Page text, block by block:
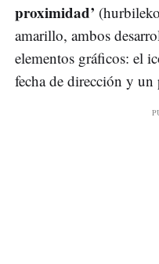
proximidad’
amarillo, ambos
elementos gráficos: el
fecha de dirección y un